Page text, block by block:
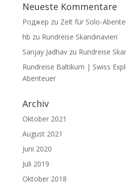
Neueste Kommentare
Роджер zu Zelt für Solo-
hb zu Rundreise Skandinavien
Sanjay Jadhavzu Rundreise
Rundreise Baltikum | Swiss
Abenteuer
Archiv
Oktober 2021
August 2021
Juni 2020
Juli 2019
Oktober 2018